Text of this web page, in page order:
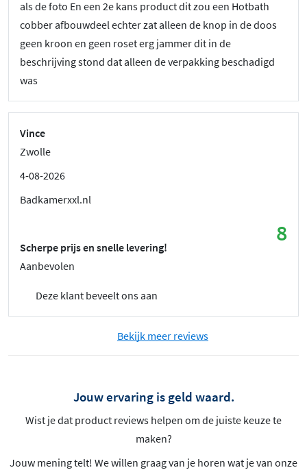
als de foto En een 2e kans product dit zou een Hotbath
cobber afbouwdeel echter zat alleen de knop in de doos
geen kroon en geen roset erg jammer dit in de
beschrijving stond dat alleen de verpakking beschadigd
was
Vince
Zwolle
4-08-2026
Badkamerxxl.nl
8
Scherpe prijs en snelle levering!
Aanbevolen
Deze klant beveelt ons aan
Bekijk meer reviews
Jouw ervaring is geld waard.
Wist je dat product reviews helpen om de juiste keuze te
maken?
Jouw mening telt! We willen graag van je horen wat je van onze